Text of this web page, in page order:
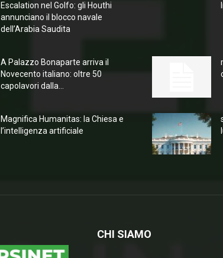
Escalation nel Golfo: gli Houthi
annunciano il blocco navale
dell’Arabia Saudita
A Palazzo Bonaparte arriva il
Novecento italiano: oltre 50
capolavori dalla...
Magnifica Humanitas: la Chiesa e
l’intelligenza artificiale
CHI SIAMO